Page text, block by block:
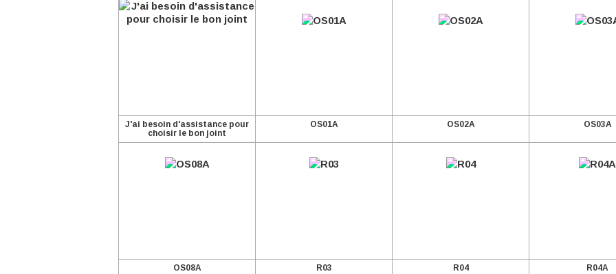
J'ai besoin d'assistance pour
choisir le bon joint
OS01A OS02A OS03A
OS08A R03 R04 R04A